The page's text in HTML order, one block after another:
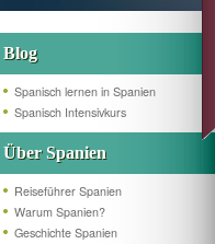
Blog
Spanisch lernen in Spanien
Spanisch Intensivkurs
Über Spanien
Reiseführer Spanien
Warum Spanien?
Geschichte Spanien